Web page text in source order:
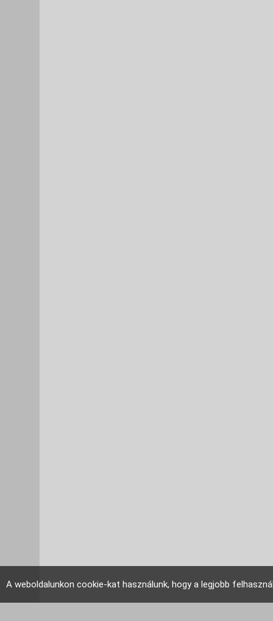
A weboldalunkon cookie-kat használunk, hogy a legjobb